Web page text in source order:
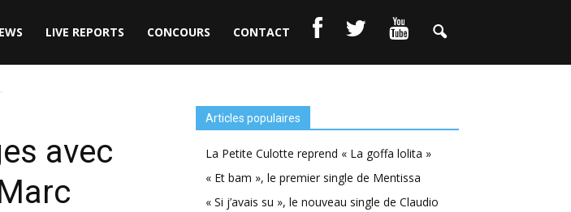
LIVE REPORTS CONCOURS CONTACT
avec
Articles populaires
La Petite Culotte reprend « La goffa lolita »
« Et bam », le premier single de Mentissa
« Si j’avais su », le nouveau single de Claudio